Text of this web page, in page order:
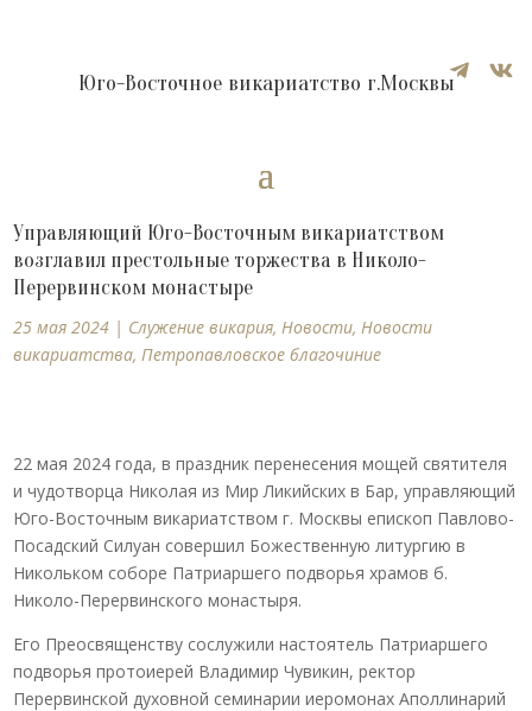
 
Юго-Восточное викариатство г.Москвы
Управляющий Юго-Восточным викариатством
возглавил престольные торжества в Николо-
Перервинском монастыре
25 мая 2024 | Cлужение викария,Новости,Новости
викариатства,Петропавловское благочиние
22 мая 2024 года, в праздник перенесения мощей святителя
и чудотворца Николая из Мир Ликийских в Бар, управляющий
Юго-Восточным викариатством г. Москвы епископ Павлово-
Посадский Силуан совершил Божественную литургию в
Никольком соборе Патриаршего подворья храмов б.
Николо-Перервинского монастыря.
Его Преосвященству сослужили настоятель Патриаршего
подворья протоиерей Владимир Чувикин, ректор
Перервинской духовной семинарии иеромонах Аполлинарий